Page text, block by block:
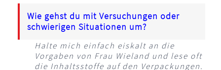
Wie gehst du mit Versuchungen oder
schwierigen Situationen um?
Halte mich einfach eiskalt an die
Vorgaben von Frau Wieland und lese oft
die Inhaltsstoffe auf den Verpackungen.